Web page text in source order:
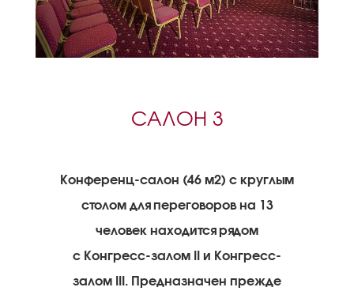
САЛОН 3
Конференц-салон (46 м2) с круглым
столом для переговоров на 13
человек находится рядом
с Конгресс-залом II и Конгресс-
залом III. Предназначен прежде